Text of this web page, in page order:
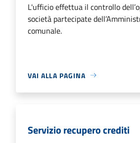
L'ufficio effettua il controllo
società partecipate
comunale.
VAI ALLA PAGINA
Servizio recupero crediti